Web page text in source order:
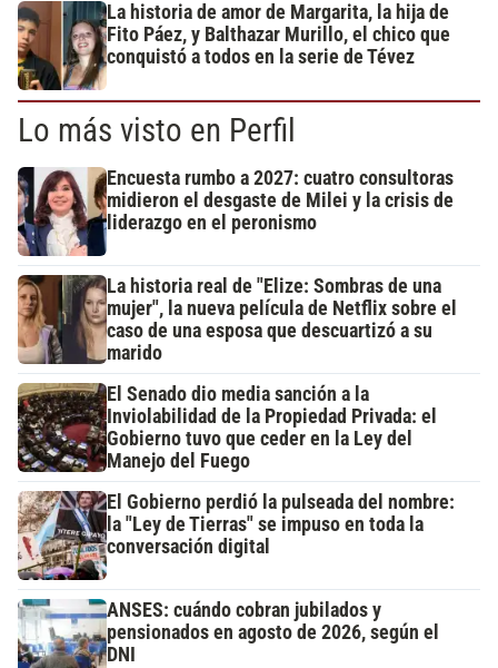
La historia de amor de Margarita, la hija de
Fito Páez, y Balthazar Murillo, el chico que
conquistó a todos en la serie de Tévez
Lo más visto en Perfil
Encuesta rumbo a 2027: cuatro consultoras
midieron el desgaste de Milei y la crisis de
liderazgo en el peronismo
La historia real de "Elize: Sombras de una
mujer", la nueva película de Netflix sobre el
caso de una esposa que descuartizó a su
marido
El Senado dio media sanción a la
Inviolabilidad de la Propiedad Privada: el
Gobierno tuvo que ceder en la Ley del
Manejo del Fuego
El Gobierno perdió la pulseada del nombre:
la "Ley de Tierras" se impuso en toda la
conversación digital
ANSES: cuándo cobran jubilados y
pensionados en agosto de 2026, según el
DNI